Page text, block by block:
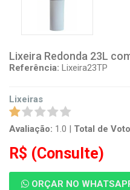
Lixeira Redonda 23L
Referência: Lixeira23TP
Lixeiras
Avaliação: 1.0 | Total de
R$ (Consulte)
ORÇAR NO